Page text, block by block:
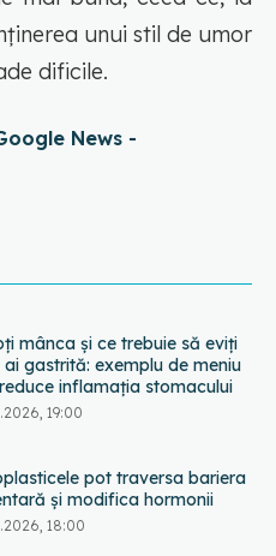
unui stil de umor
dificile.
News -
mânca și ce trebuie să eviți
gastrită: exemplu de meniu
inflamația stomacului
19:00
pot traversa bariera
și modifica hormonii
18:00